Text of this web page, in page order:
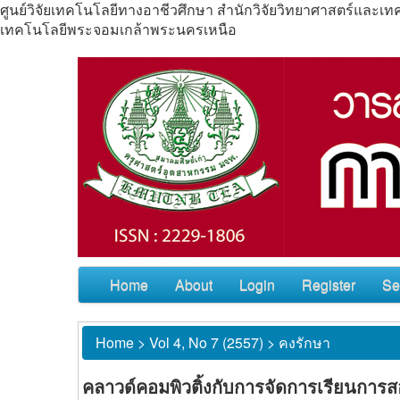
ศูนย์วิจัยเทคโนโลยีทางอาชีวศึกษา สำนักวิจัยวิทยาศาสตร์และ
เทคโนโลยีพระจอมเกล้าพระนครเหนือ
Home About Login Register
Home > Vol 4, No 7 (2557) > คงรักษา
คลาวด์คอมพิวติ้งกับการจัดการเรียนการ